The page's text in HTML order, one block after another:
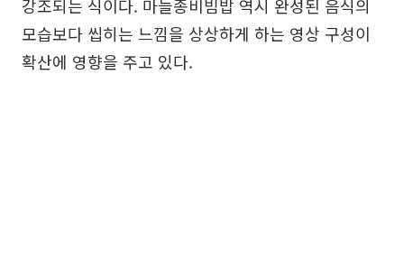
강조되는 식이다. 마늘종비빔밥 역시 완성된 음식의
모습보다 씹히는 느낌을 상상하게 하는 영상 구성이
확산에 영향을 주고 있다.